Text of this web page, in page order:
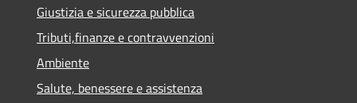
Giustizia e sicurezza pubblica
Tributi,finanze e contravvenzioni
Ambiente
Salute, benessere e assistenza